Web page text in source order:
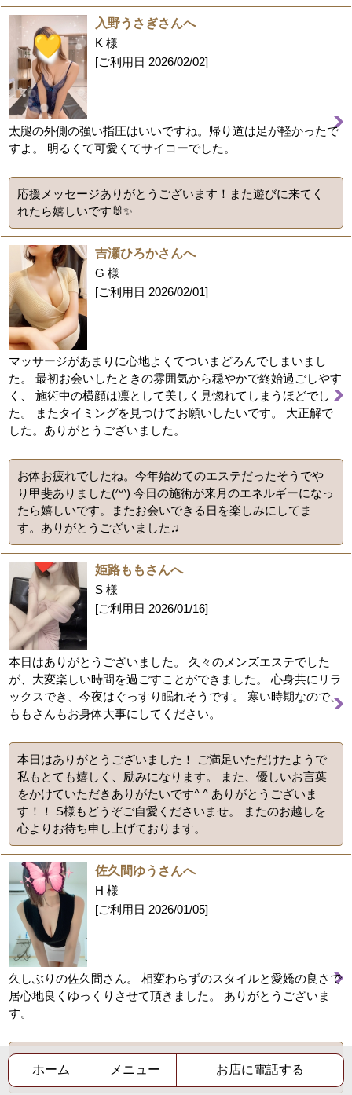
入野うさぎさんへ
K 様
[ご利用日 2026/02/02]
太腿の外側の強い指圧はいいですね。帰り道は足が軽かったで
すよ。 明るくて可愛くてサイコーでした。
応援メッセージありがとうございます！また遊びに来てく
れたら嬉しいです🐰✨
吉瀬ひろかさんへ
G 様
[ご利用日 2026/02/01]
マッサージがあまりに心地よくてついまどろんでしまいまし
た。 最初お会いしたときの雰囲気から穏やかで終始過ごしやす
く、 施術中の横顔は凛として美しく見惚れてしまうほどでし
た。 またタイミングを見つけてお願いしたいです。 大正解で
した。ありがとうございました。
お体お疲れでしたね。今年始めてのエステだったそうでや
り甲斐ありました(^^) 今日の施術が来月のエネルギーになっ
たら嬉しいです。またお会いできる日を楽しみにしてま
す。ありがとうございました♫
姫路ももさんへ
S 様
[ご利用日 2026/01/16]
本日はありがとうございました。 久々のメンズエステでした
が、大変楽しい時間を過ごすことができました。 心身共にリラ
ックスでき、今夜はぐっすり眠れそうです。 寒い時期なので、
ももさんもお身体大事にしてください。
本日はありがとうございました！ ご満足いただけたようで
私もとても嬉しく、励みになります。 また、優しいお言葉
をかけていただきありがたいです^ ^ ありがとうございま
す！！ S様もどうぞご自愛くださいませ。 またのお越しを
心よりお待ち申し上げております。
佐久間ゆうさんへ
H 様
[ご利用日 2026/01/05]
久しぶりの佐久間さん。 相変わらずのスタイルと愛嬌の良さで
居心地良くゆっくりさせて頂きました。 ありがとうございま
す。
久しぶりにお会いできて嬉しかったです！またタイミング
が合えばぜひゆっくりしにいらしてください！
ホーム メニュー お店に電話する